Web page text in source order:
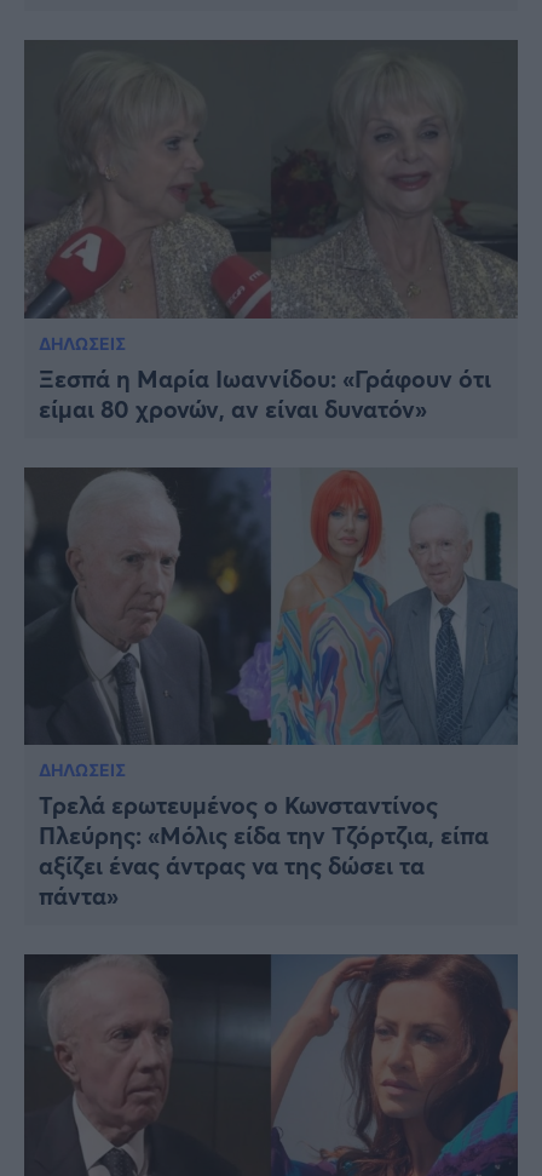
ΔΗΛΩΣΕΙΣ
Ξεσπά η Μαρία Ιωαννίδου: «Γράφουν ότι
είμαι 80 χρονών, αν είναι δυνατόν»
ΔΗΛΩΣΕΙΣ
Τρελά ερωτευμένος ο Κωνσταντίνος
Πλεύρης: «Μόλις είδα την Τζόρτζια, είπα
αξίζει ένας άντρας να της δώσει τα
πάντα»